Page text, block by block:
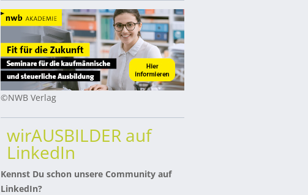
©NWB Verlag
wirAUSBILDER auf
LinkedIn
Kennst Du schon unsere Community auf
LinkedIn?